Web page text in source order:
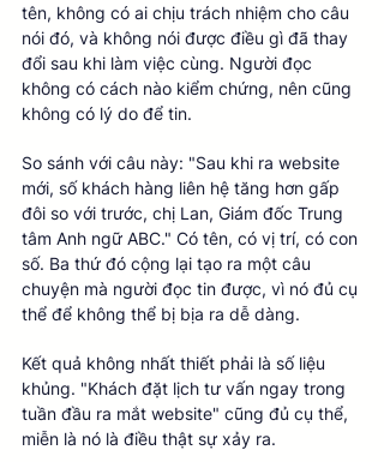
tên, không có ai chịu trách nhiệm cho câu
nói đó, và không nói được điều gì đã thay
đổi sau khi làm việc cùng. Người đọc
không có cách nào kiểm chứng, nên cũng
không có lý do để tin.
So sánh với câu này: "Sau khi ra website
mới, số khách hàng liên hệ tăng hơn gấp
đôi so với trước, chị Lan, Giám đốc Trung
tâm Anh ngữ ABC." Có tên, có vị trí, có con
số. Ba thứ đó cộng lại tạo ra một câu
chuyện mà người đọc tin được, vì nó đủ cụ
thể để không thể bị bịa ra dễ dàng.
Kết quả không nhất thiết phải là số liệu
khủng. "Khách đặt lịch tư vấn ngay trong
tuần đầu ra mắt website" cũng đủ cụ thể,
miễn là nó là điều thật sự xảy ra.